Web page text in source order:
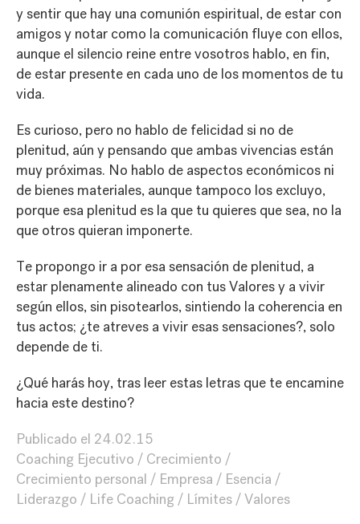
y sentir que hay una comunión espiritual, de estar con
amigos y notar como la comunicación fluye con ellos,
aunque el silencio reine entre vosotros hablo, en fin,
de estar presente en cada uno de los momentos de tu
vida.
Es curioso, pero no hablo de felicidad si no de
plenitud, aún y pensando que ambas vivencias están
muy próximas. No hablo de aspectos económicos ni
de bienes materiales, aunque tampoco los excluyo,
porque esa plenitud es la que tu quieres que sea, no la
que otros quieran imponerte.
Te propongo ir a por esa sensación de plenitud, a
estar plenamente alineado con tus Valores y a vivir
según ellos, sin pisotearlos, sintiendo la coherencia en
tus actos; ¿te atreves a vivir esas sensaciones?, solo
depende de ti.
¿Qué harás hoy, tras leer estas letras que te encamine
hacia este destino?
Publicado el 24.02.15
Coaching Ejecutivo
Crecimiento
Crecimiento personal
Empresa
Esencia
Liderazgo
Life Coaching Límites Valores